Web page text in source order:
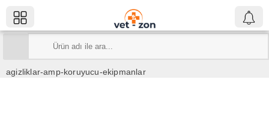
agizliklar-amp-koruyucu-ekipmanlar